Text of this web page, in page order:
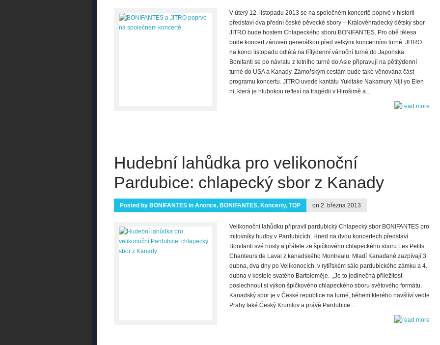
V úterý 12. listopadu 2013 se na společném koncertě poprvé v historii
představí dva přední české pěvecké sbory – Královéhradecký dětský sbor
JITRO bude hostem Chlapeckého sboru BONIFANTES. Pro obě tělesa
bude koncert zároveň generálkou před velkými koncertními turné. JITRO
na konci listopadu odlétá na třítýdenní vánoční turné do Japonska.
Bonifanti se po návratu z letního turné do Asie připravují na pětitýdenní
turné do USA a Kanady. Zámořským cestám bude také věnována část
programu koncertu. JITRO uvede kantátu Yukitake Nakamury Niji yo Eien
ni, která je hlubokou reflexí na tragédii v Hirošimě a...
Hudební lahůdka pro velikonoční
Pardubice: chlapecký sbor z Kanady
Posted by BONIFANTES in Anonce, BONIFANTES, Koncerty, TOP on 2. března 2013
Velikonoční lahůdku připravil pardubický Chlapecký sbor BONIFANTES pro
milovníky hudby v Pardubicích. Hned na dvou koncertech představí
Bonifanti své hosty a přátele ze špičkového chlapeckého sboru Les Petits
Chanteurs de Laval z kanadského Montrealu. Mladí Kanaďané zazpívají 3.
dubna, dva dny po Velikonocích, v rytířském sále pardubického zámku a 4.
dubna v kostele svatého Bartoloměje. „Je to jedinečná příležitost
poslechnout si výkon špičkového chlapeckého sboru světového formátu.
Kanadský sbor je v České republice na turné, během kterého navštíví vedle
Prahy také Český Krumlov a právě Pardubice....